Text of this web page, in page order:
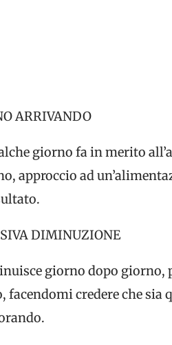
ARRIVANDO
giorno fa in merito
approccio ad
DIMINUZIONE
giorno dopo giorno,
credere che